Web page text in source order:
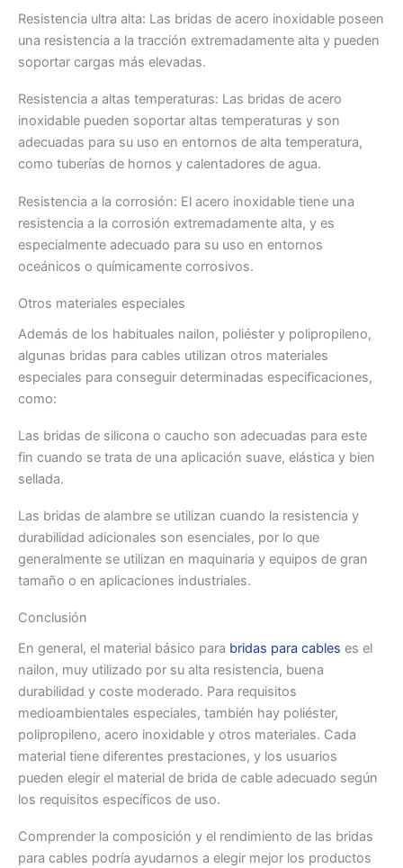
Resistencia ultra alta: Las bridas de acero inoxidable poseen
una resistencia a la tracción extremadamente alta y pueden
soportar cargas más elevadas.
Resistencia a altas temperaturas: Las bridas de acero
inoxidable pueden soportar altas temperaturas y son
adecuadas para su uso en entornos de alta temperatura,
como tuberías de hornos y calentadores de agua.
Resistencia a la corrosión: El acero inoxidable tiene una
resistencia a la corrosión extremadamente alta, y es
especialmente adecuado para su uso en entornos
oceánicos o químicamente corrosivos.
Otros materiales especiales
Además de los habituales nailon, poliéster y polipropileno,
algunas bridas para cables utilizan otros materiales
especiales para conseguir determinadas especificaciones,
como:
Las bridas de silicona o caucho son adecuadas para este
fin cuando se trata de una aplicación suave, elástica y bien
sellada.
Las bridas de alambre se utilizan cuando la resistencia y
durabilidad adicionales son esenciales, por lo que
generalmente se utilizan en maquinaria y equipos de gran
tamaño o en aplicaciones industriales.
Conclusión
En general, el material básico para bridas para cables es el
nailon, muy utilizado por su alta resistencia, buena
durabilidad y coste moderado. Para requisitos
medioambientales especiales, también hay poliéster,
polipropileno, acero inoxidable y otros materiales. Cada
material tiene diferentes prestaciones, y los usuarios
pueden elegir el material de brida de cable adecuado según
los requisitos específicos de uso.
Comprender la composición y el rendimiento de las bridas
para cables podría ayudarnos a elegir mejor los productos